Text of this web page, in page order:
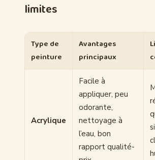
limites
Type de
peinture
Avantages
principaux
Acrylique
Facile à
appliquer, peu
odorante,
nettoyage à
l’eau, bon
rapport qualité-